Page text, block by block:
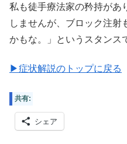
私も徒手療法家の矜持があ
しませんが、ブロック注射
かもな。」というスタンス
▶症状解説のトップに戻る
共有:
シェア